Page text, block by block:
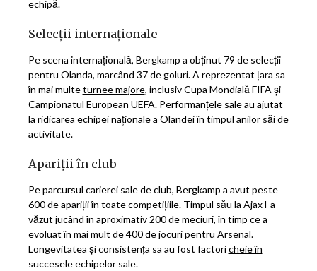
echipă.
Selecții internaționale
Pe scena internațională, Bergkamp a obținut 79 de selecții
pentru Olanda, marcând 37 de goluri. A reprezentat țara sa
în mai multeturnee majore, inclusiv Cupa Mondială FIFA și
Campionatul European UEFA. Performanțele sale au ajutat
la ridicarea echipei naționale a Olandei în timpul anilor săi de
activitate.
Apariții în club
Pe parcursul carierei sale de club, Bergkamp a avut peste
600 de apariții în toate competițiile. Timpul său la Ajax l-a
văzut jucând în aproximativ 200 de meciuri, în timp ce a
evoluat în mai mult de 400 de jocuri pentru Arsenal.
Longevitatea și consistența sa au fost factoricheie în
succesele echipelor sale.